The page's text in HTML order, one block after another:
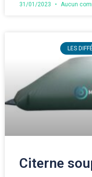
31/01/2023 Aucun
LES
Citerne